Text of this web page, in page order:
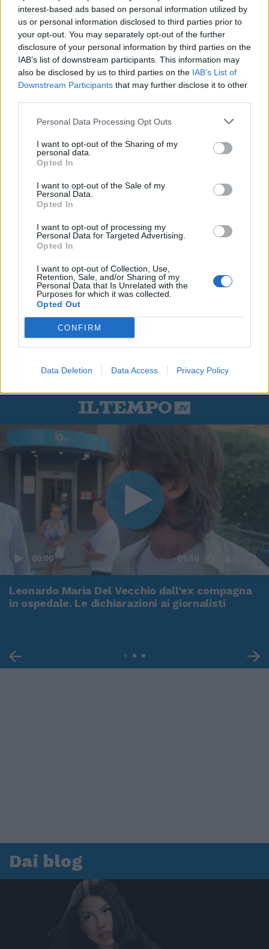
interest-based ads based on personal information utilized by
us or personal information disclosed to third parties prior to
your opt-out. You may separately opt-out of the further
disclosure of your personal information by third parties on the
IAB’s list of downstream participants. This information may
also be disclosed by us to third parties on the IAB’s List of
Downstream Participants that may further disclose it to other
Personal Data Processing Opt Outs
I want to opt-out of the Sharing of my
personal data.
Opted In
I want to opt-out of the Sale of my
Personal Data.
Opted In
I want to opt-out of processing my
Personal Data for Targeted Advertising.
Opted In
I want to opt-out of Collection, Use,
Retention, Sale, and/or Sharing of my
Personal Data that Is Unrelated with the
Purposes for which it was collected.
Opted Out
CONFIRM
Data Deletion Data Access Privacy Policy
00:00 01:16
Leonardo Maria Del Vecchio dall'ex compagna
in ospedale. Le dichiarazioni ai giornalisti
Dai blog